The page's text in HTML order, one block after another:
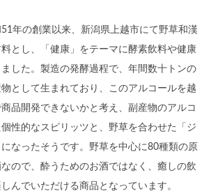
年の創業以来、新潟県上越市にて野草和漢
料とし、「健康」をテーマに酵素飲料や健康
した。製造の発酵過程で、年間数十トンの
として生まれており、このアルコールを越
品開発できないかと考え、副産物のアルコ
性的なスピリッツと、野草を合わせた「ジ
なったそうです。野草を中心に80種類の原
ので、酔うためのお酒ではなく、癒しの飲
んでいただける商品となっています。